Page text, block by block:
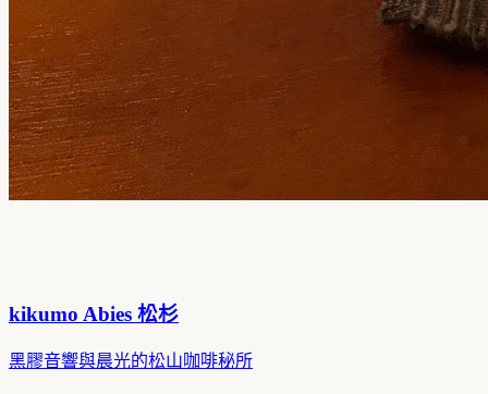
kikumo Abies 松杉
黑膠音響與晨光的松山咖啡秘所